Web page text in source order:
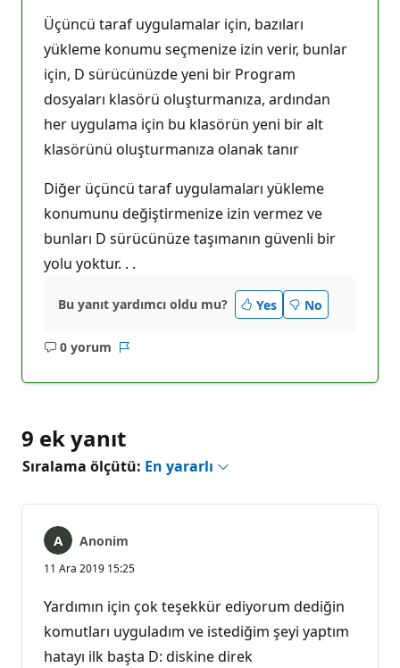
Üçüncü taraf uygulamalar için, bazıları
yükleme konumu seçmenize izin verir, bunlar
için, D sürücünüzde yeni bir Program
dosyaları klasörü oluşturmanıza, ardından
her uygulama için bu klasörün yeni bir alt
klasörünü oluşturmanıza olanak tanır
Diğer üçüncü taraf uygulamaları yükleme
konumunu değiştirmenize izin vermez ve
bunları D sürücünüze taşımanın güvenli bir
yolu yoktur. . .
Bu yanıt yardımcı oldu mu? Yes No
0 yorum
AçıklamaRapor
9 ek yanıt
Sıralama ölçütü: En yararlı
Anonim
11 Ara 2019 15:25
Yardımın için çok teşekkür ediyorum dediğin
komutları uyguladım ve istediğim şeyi yaptım
hatayı ilk başta D: diskine direk